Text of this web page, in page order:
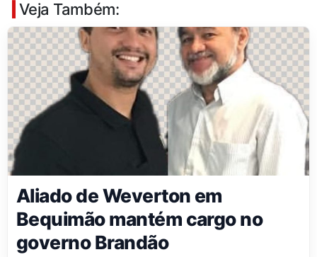
Veja Também:
Aliado de Weverton em
Bequimão mantém cargo no
governo Brandão